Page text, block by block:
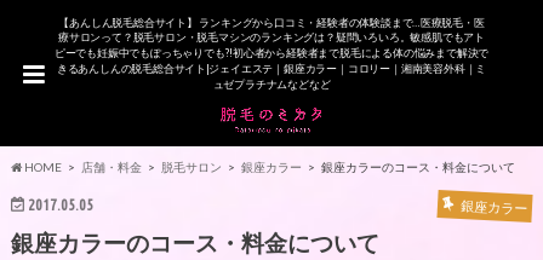
【あんしん脱毛総合サイト】 ランキングから口コミ・経験者の体験談まで…医療脱毛・医
療サロンって？脱毛サロン・脱毛マシンのランキングは？疑問いろいろ。敏感肌でもアト
ピーでも妊娠中でもぽっちゃりでも?!初心者から経験者まで脱毛による体の悩みまで解決で
きるあんしんの脱毛総合サイト|ジェイエステ｜銀座カラー｜コロリー｜湘南美容外科｜ミ
ュゼプラチナムなどなど
HOME 店舗・料金 脱毛サロン 銀座カラー 銀座カラーのコース・料金について
2017.05.05 銀座カラー
銀座カラーのコース・料金について